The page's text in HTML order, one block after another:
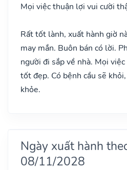
Mọi việc thuận lợi vui cười
Rất tốt lành, xuất hành giờ
may mắn. Buôn bán có lời.
người đi sắp về nhà. Mọi
tốt đẹp. Có bệnh cầu sẽ
khỏe.
Ngày xuất hành
08/11/2028